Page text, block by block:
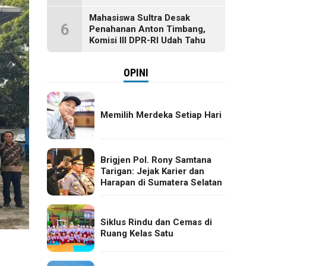
6
Mahasiswa Sultra Desak
Penahanan Anton Timbang,
Komisi III DPR-RI Udah Tahu
OPINI
Memilih Merdeka Setiap Hari
Brigjen Pol. Rony Samtana
Tarigan: Jejak Karier dan
Harapan di Sumatera Selatan
Siklus Rindu dan Cemas di
Ruang Kelas Satu